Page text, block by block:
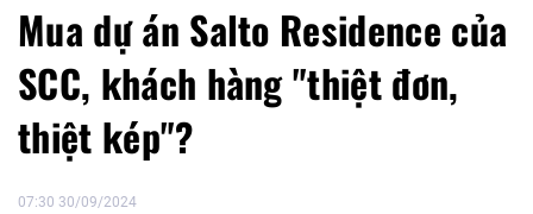
Mua dự án Salto Residence của
SCC, khách hàng "thiệt đơn,
thiệt kép"?
07:30 30/09/2024